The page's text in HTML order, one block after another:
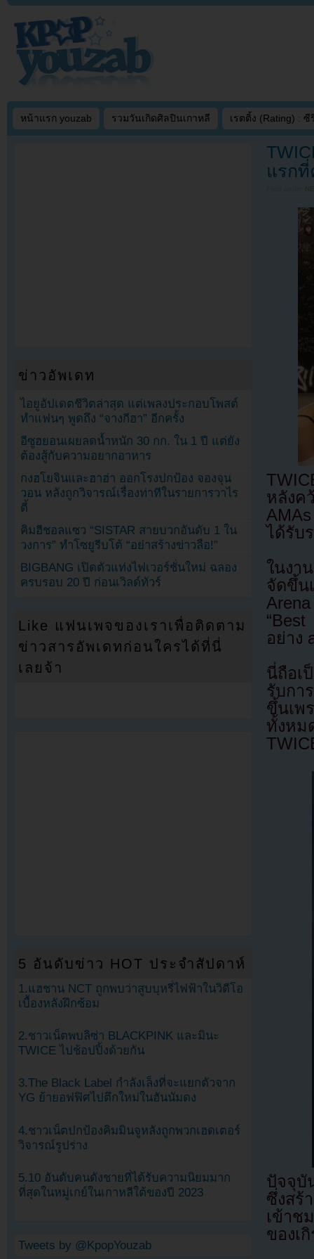
หน้าแรก youzab รวมวันเกิดศิลปินเกาหลี เรตติ้ง (Rating) : ซี
แรกที่
หลังค
ได้รับ
ในงา
จัดขึ้น
อย่าง
นี่ถือเ
รับกา
ขึ้นเพ
ทั้งห
ปัจจุบั
ซึ่งสร้
เข้าช
ของเ
ข่าวอัพเดท
ไอยูอัปเดตชีวิตล่าสุด แต่เพลงประกอบโพสต์
ทำแฟนๆ พูดถึง “จางกีฮา” อีกครั้ง
อีซูฮยอนเผยลดน้ำหนัก 30 กก. ใน 1 ปี แต่ยัง
ต้องสู้กับความอยากอาหาร
กงฮโยจินและฮาฮ่า ออกโรงปกป้อง จองจุน
วอน หลังถูกวิจารณ์เรื่องท่าทีในรายการวาไร
ตี้
คิมฮีชอลแซว “SISTAR สายบวกอันดับ 1 ใน
วงการ” ทำโซยูรีบโต้ “อย่าสร้างข่าวลือ!”
BIGBANG เปิดตัวแท่งไฟเวอร์ชั่นใหม่ ฉลอง
ครบรอบ 20 ปี ก่อนเวิลด์ทัวร์
Like แฟนเพจของเราเพื่อติดตาม
ข่าวสารอัพเดทก่อนใครได้ที่นี่
เลยจ้า
5 อันดับข่าว HOT ประจำสัปดาห์
1.แฮชาน NCT ถูกพบว่าสูบบุหรี่ไฟฟ้าในวิดีโอ
เบื้องหลังฝึกซ้อม
2.ชาวเน็ตพบลิซ่า BLACKPINK และมินะ
TWICE ไปช้อปปิ้งด้วยกัน
3.The Black Label กำลังเล็งที่จะแยกตัวจาก
YG ย้ายอฟฟิศไปตึกใหม่ในฮันนัมดง
4.ชาวเน็ตปกป้องคิมมินจูหลังถูกพวกเฮดเตอร์
วิจารณ์รูปร่าง
5.10 อันดับคนดังชายที่ได้รับความนิยมมาก
ที่สุดในหมู่เกย์ในเกาหลีใต้ของปี 2023
Tweets by @KpopYouzab